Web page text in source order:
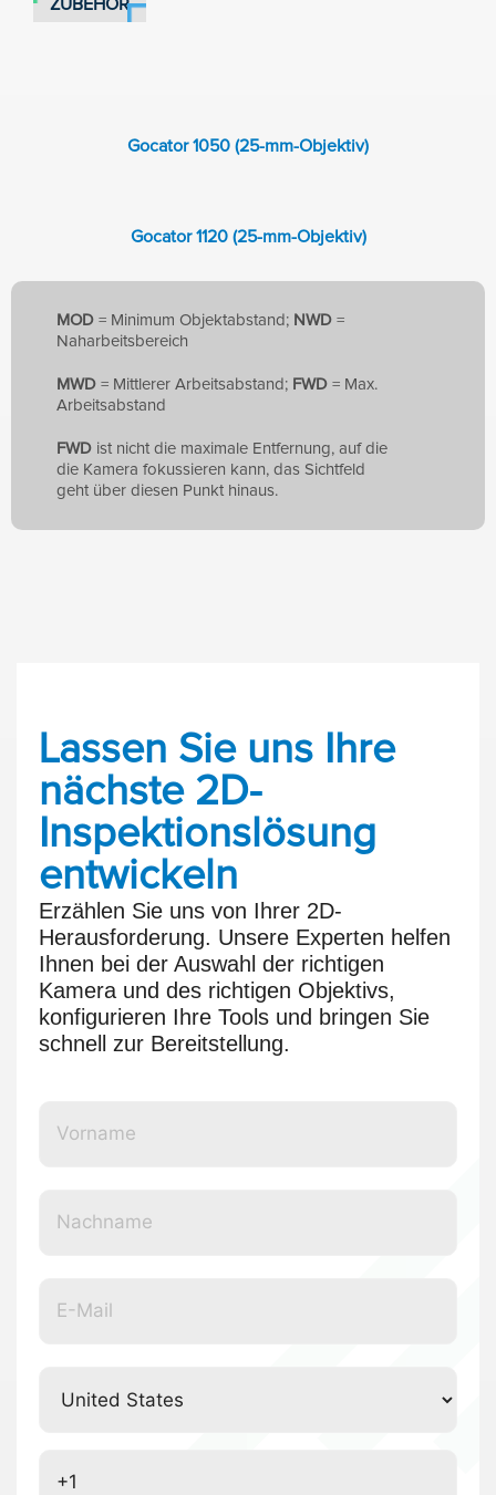
ZUBEHÖR
Gocator 1050 (25-mm-Objektiv)
Gocator 1120 (25-mm-Objektiv)
MOD = Minimum Objektabstand; NWD =
Naharbeitsbereich
MWD = Mittlerer Arbeitsabstand; FWD = Max.
Arbeitsabstand
FWD ist nicht die maximale Entfernung, auf die
die Kamera fokussieren kann, das Sichtfeld
geht über diesen Punkt hinaus.
Lassen Sie uns Ihre
nächste 2D-
Inspektionslösung
entwickeln
Erzählen Sie uns von Ihrer 2D-
Herausforderung. Unsere Experten helfen
Ihnen bei der Auswahl der richtigen
Kamera und des richtigen Objektivs,
konfigurieren Ihre Tools und bringen Sie
schnell zur Bereitstellung.